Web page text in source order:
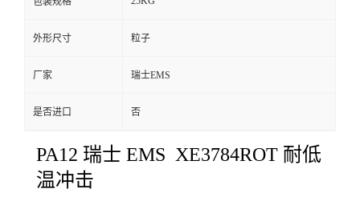
外形尺寸 粒子
厂家 瑞士EMS
是否进口 否
PA12 瑞士 EMS XE3784ROT 耐低
温冲击